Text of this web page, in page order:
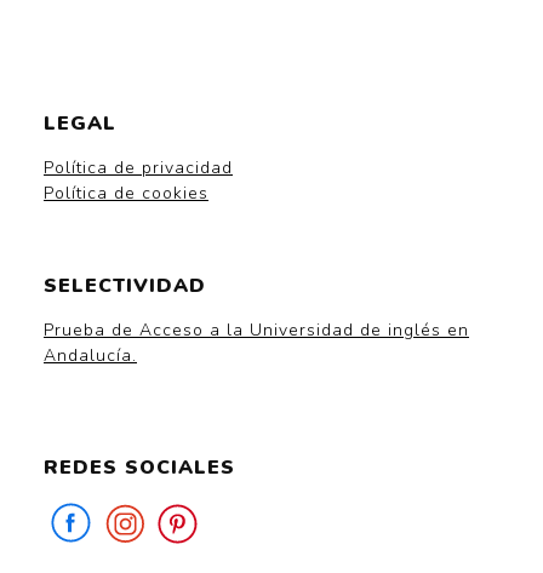
LEGAL
Política de privacidad
Política de cookies
SELECTIVIDAD
Prueba de Acceso a la Universidad de inglés en
Andalucía.
REDES SOCIALES